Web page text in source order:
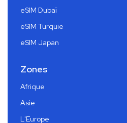
eSIM Dubaï
eSIM Turquie
eSIM Japan
Zones
Afrique
Asie
L'Europe